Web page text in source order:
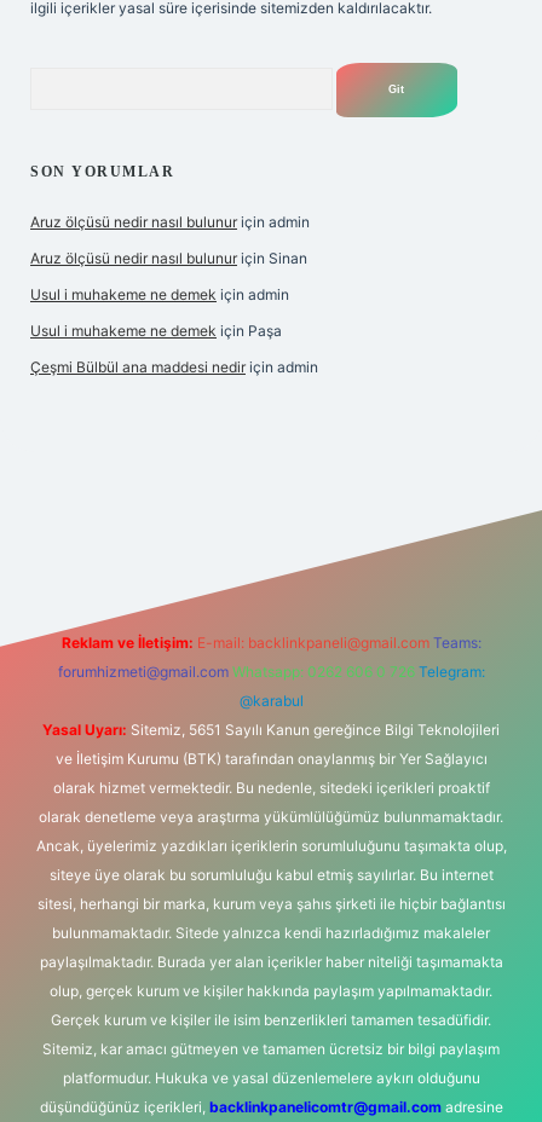
ilgili içerikler yasal süre içerisinde sitemizden kaldırılacaktır.
SON YORUMLAR
Aruz ölçüsü nedir nasıl bulunur için admin
Aruz ölçüsü nedir nasıl bulunur için Sinan
Usul i muhakeme ne demek için admin
Usul i muhakeme ne demek için Paşa
Çeşmi Bülbül ana maddesi nedir için admin
Reklam ve İletişim: E-mail: backlinkpaneli@gmail.com Teams:
forumhizmeti@gmail.com Whatsapp: 0262 606 0 726 Telegram:
@karabul
Yasal Uyarı: Sitemiz, 5651 Sayılı Kanun gereğince Bilgi Teknolojileri
ve İletişim Kurumu (BTK) tarafından onaylanmış bir Yer Sağlayıcı
olarak hizmet vermektedir. Bu nedenle, sitedeki içerikleri proaktif
olarak denetleme veya araştırma yükümlülüğümüz bulunmamaktadır.
Ancak, üyelerimiz yazdıkları içeriklerin sorumluluğunu taşımakta olup,
siteye üye olarak bu sorumluluğu kabul etmiş sayılırlar. Bu internet
sitesi, herhangi bir marka, kurum veya şahıs şirketi ile hiçbir bağlantısı
bulunmamaktadır. Sitede yalnızca kendi hazırladığımız makaleler
paylaşılmaktadır. Burada yer alan içerikler haber niteliği taşımamakta
olup, gerçek kurum ve kişiler hakkında paylaşım yapılmamaktadır.
Gerçek kurum ve kişiler ile isim benzerlikleri tamamen tesadüfidir.
Sitemiz, kar amacı gütmeyen ve tamamen ücretsiz bir bilgi paylaşım
platformudur. Hukuka ve yasal düzenlemelere aykırı olduğunu
düşündüğünüz içerikleri, backlinkpanelicomtr@gmail.comadresine